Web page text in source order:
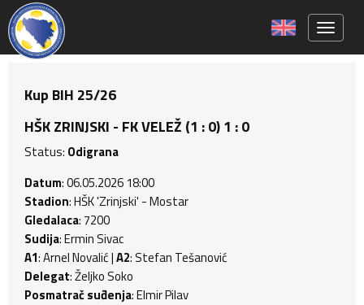
Kup BIH 25/26
HŠK ZRINJSKI - FK VELEŽ (1 : 0) 1 : 0
Status: Odigrana
Datum: 06.05.2026 18:00
Stadion: HŠK 'Zrinjski' - Mostar
Gledalaca: 7200
Sudija: Ermin Sivac
A1: Arnel Novalić |A2: Stefan Tešanović
Delegat: Željko Soko
Posmatrač suđenja: Elmir Pilav